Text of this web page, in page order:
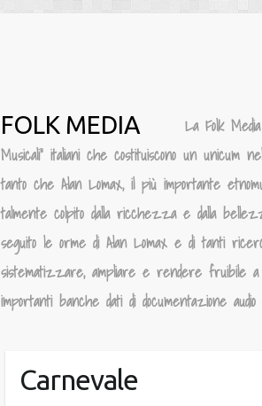
FOLK MEDIA
La Folk
Musicali” italiani che costituiscono un
tanto che Alan Lomax, il più importante
talmente colpito dalla ricchezza e dalla
seguito le orme di Alan Lomax e di tanti
sistematizzare, ampliare e rendere fruibile a
importanti banche dati di documentazione
Carnevale